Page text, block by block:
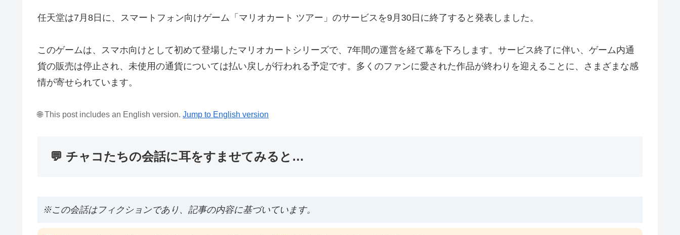
任天堂は7月8日に、スマートフォン向けゲーム「マリオカート ツアー」のサービスを9月30日に終了すると発表しました。
このゲームは、スマホ向けとして初めて登場したマリオカートシリーズで、7年間の運営を経て幕を下ろします。サービス終了に伴い、ゲーム内通
貨の販売は停止され、未使用の通貨については払い戻しが行われる予定です。多くのファンに愛された作品が終わりを迎えることに、さまざまな感
情が寄せられています。
🌐 This post includes an English version. Jump to English version
💬 チャコたちの会話に耳をすませてみると…
※この会話はフィクションであり、記事の内容に基づいています。